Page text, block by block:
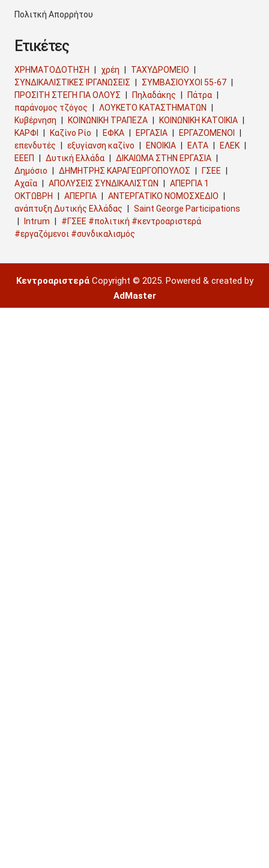
Πολιτκή Απορρήτου
Ετικέτες
ΧΡΗΜΑΤΟΔΟΤΗΣΗ χρέη
ΤΑΧΥΔΡΟΜΕΙΟ
ΣΥΝΔΙΚΑΛΙΣΤΙΚΕΣ ΙΡΓΑΝΩΣΕΙΣ
ΣΥΜΒΑΣΙΟΥΧΟΙ 55-67
ΠΡΟΣΙΤΗ ΣΤΕΓΗ ΓΙΑ ΟΛΟΥΣ
Πηλαδάκης
Πάτρα
παράνομος τζόγος
ΛΟΥΚΕΤΟ ΚΑΤΑΣΤΗΜΑΤΩΝ
Κυβέρνηση
ΚΟΙΝΩΝΙΚΗ ΤΡΑΠΕΖΑ
ΚΟΙΝΩΝΙΚΗ ΚΑΤΟΙΚΙΑ
ΚΑΡΦΙ
Καζίνο Ρίο ΕΦΚΑ ΕΡΓΑΣΙΑ
ΕΡΓΑΖΟΜΕΝΟΙ
επενδυτές
εξυγίανση καζίνο ΕΝΟΙΚΙΑ ΕΛΤΑ
ΕΛΕΚ
ΕΕΕΠ
Δυτική Ελλάδα
ΔΙΚΑΙΩΜΑ ΣΤΗΝ ΕΡΓΑΣΙΑ
Δημόσιο
ΔΗΜΗΤΡΗΣ ΚΑΡΑΓΕΩΡΓΟΠΟΥΛΟΣ
ΓΣΕΕ
Αχαΐα
ΑΠΟΛΥΣΕΙΣ ΣΥΝΔΙΚΑΛΙΣΤΩΝ
ΑΠΕΡΓΙΑ 1
ΟΚΤΩΒΡΗ
ΑΠΕΡΓΙΑ
ΑΝΤΕΡΓΑΤΙΚΟ ΝΟΜΟΣΧΕΔΙΟ
ανάπτυξη Δυτικής Ελλάδας
Saint George Participations
Intrum
#ΓΣΕΕ #πολιτική #κεντροαριστερά
#εργαζόμενοι #συνδικαλισμός
ΚεντροαριστεράCopyright © 2025. Powered & created by
AdMaster